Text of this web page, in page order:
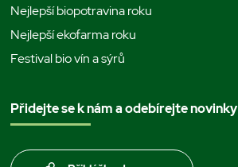
Nejlepší biopotravina roku
Nejlepší ekofarma roku
Festival bio vín a sýrů
Přidejte se k nám a odebírejte novinky